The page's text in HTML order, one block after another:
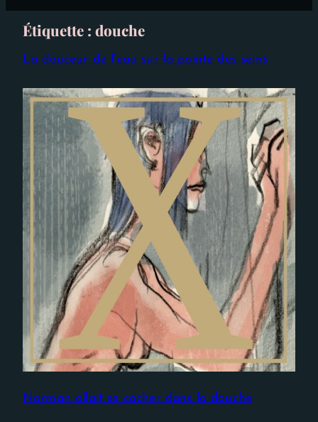
Étiquette : douche
La douceur de l’eau sur la pointe des seins
Norman allait se cacher dans la douche
Nécessaire
Ces cookies ne
sont pas
facultatifs. Ils
sont
nécessaires au
fonctionnement